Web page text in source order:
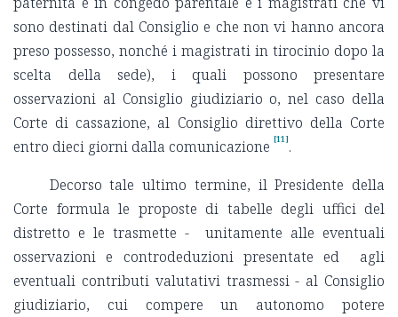
sono destinati dal Consiglio e che non vi hanno ancora
preso possesso, nonché i magistrati in tirocinio dopo la
scelta della sede), i quali possono presentare
osservazioni al Consiglio giudiziario o, nel caso della
Corte di cassazione, al Consiglio direttivo della Corte
entro dieci giorni dalla comunicazione [11].
Decorso tale ultimo termine, il Presidente della
Corte formula le proposte di tabelle degli uffici del
distretto e le trasmette - unitamente alle eventuali
osservazioni e controdeduzioni presentate ed agli
eventuali contributi valutativi trasmessi - al Consiglio
giudiziario, cui compere un autonomo potere